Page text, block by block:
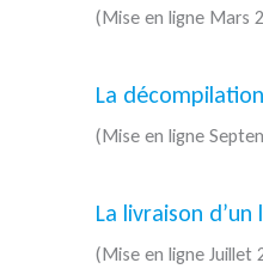
(Mise en ligne Mars
La
(Mise en ligne
La livraison
(Mise en ligne Juillet